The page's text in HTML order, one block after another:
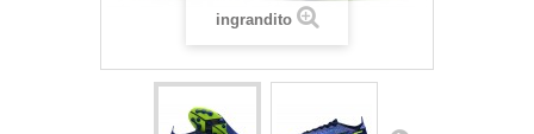
ingrandito